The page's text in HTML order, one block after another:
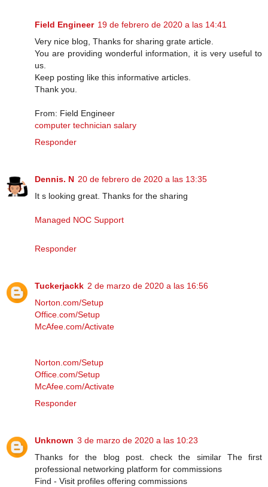
Field Engineer 19 de febrero de 2020 a las 14:41
Very nice blog, Thanks for sharing grate article.
You are providing wonderful information, it is very useful to
us.
Keep posting like this informative articles.
Thank you.
From: Field Engineer
computer technician salary
Responder
Dennis. N 20 de febrero de 2020 a las 13:35
It s looking great. Thanks for the sharing
Managed NOC Support
Responder
Tuckerjackk 2 de marzo de 2020 a las 16:56
Norton.com/Setup
Office.com/Setup
McAfee.com/Activate
Norton.com/Setup
Office.com/Setup
McAfee.com/Activate
Responder
Unknown 3 de marzo de 2020 a las 10:23
Thanks for the blog post. check the similar The first
professional networking platform for commissions
Find - Visit profiles offering commissions